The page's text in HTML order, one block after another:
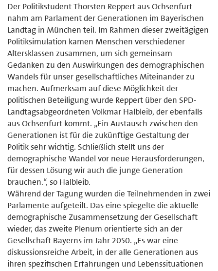
Der Politikstudent Thorsten Reppert aus Ochsenfurt
nahm am Parlament der Generationen im Bayerischen
Landtag in München teil. Im Rahmen dieser zweitägigen
Politiksimulation kamen Menschen verschiedener
Altersklassen zusammen, um sich gemeinsam
Gedanken zu den Auswirkungen des demographischen
Wandels für unser gesellschaftliches Miteinander zu
machen. Aufmerksam auf diese Möglichkeit der
politischen Beteiligung wurde Reppert über den SPD-
Landtagsabgeordneten Volkmar Halbleib, der ebenfalls
aus Ochsenfurt kommt. „Ein Austausch zwischen den
Generationen ist für die zukünftige Gestaltung der
Politik sehr wichtig. Schließlich stellt uns der
demographische Wandel vor neue Herausforderungen,
für dessen Lösung wir auch die junge Generation
brauchen.“, so Halbleib.
Während der Tagung wurden die Teilnehmenden in zwei
Parlamente aufgeteilt. Das eine spiegelte die aktuelle
demographische Zusammensetzung der Gesellschaft
wieder, das zweite Plenum orientierte sich an der
Gesellschaft Bayerns im Jahr 2050. „Es war eine
diskussionsreiche Arbeit, in der alle Generationen aus
ihren spezifischen Erfahrungen und Lebenssituationen